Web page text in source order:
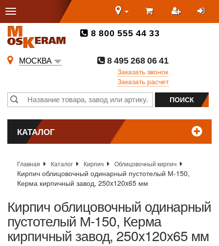
8 800 555 44 33
МОСКВА
8 495 268 06 41
Заказать звонок
Заказать расчет
КАТАЛОГ
Главная Каталог Кирпич Облицовочный кирпич
Кирпич облицовочный одинарный пустотелый М-150,
Керма кирпичный завод, 250x120x65 мм
Кирпич облицовочный одинарный
пустотелый М-150, Керма
кирпичный завод, 250x120x65 мм